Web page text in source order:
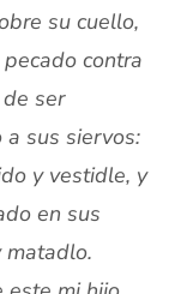
su cuello,
contra
ser
a sus siervos:
y vestidle, y
en sus
matadlo.